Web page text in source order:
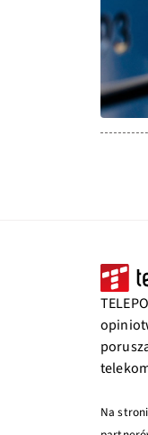
Na